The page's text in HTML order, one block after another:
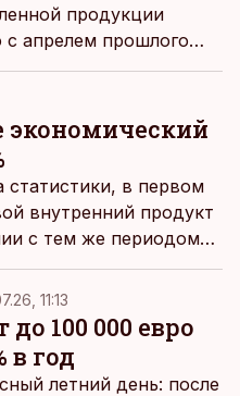
продукции
с апрелем прошлого
промышленности
в горнодобывающей
энергетике (10,1%),
в обрабатывающей
экономический
в первом
внутренний продукт
с тем же периодом
первом квартале ВВП
миллиарда евро.
11:13
до 100 000 евро
в год
летний день: после